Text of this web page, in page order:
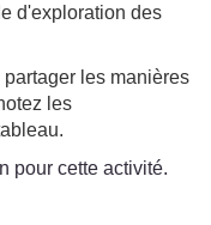
d'exploration des
les manières
les
pour cette activité.